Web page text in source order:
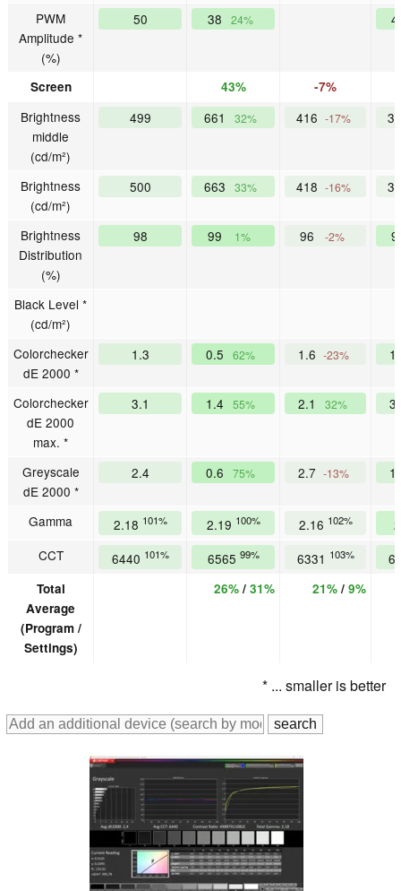
PWM
Amplitude *
(%)
50 38 24%
Screen 43% -7%
Brightness
middle
(cd/m²)
499 661 32% 416 -17%
Brightness
(cd/m²)
500 663 33% 418 -16%
Brightness
Distribution
(%)
98 99 1% 96 -2%
Black Level *
(cd/m²)
Colorchecker
dE 2000 *
1.3 0.5 62% 1.6 -23%
Colorchecker
dE 2000
max. *
3.1 1.4 55% 2.1 32%
Greyscale
dE 2000 *
2.4 0.6 75% 2.7 -13%
Gamma 2.18 101% 2.19 100% 2.16 102%
CCT
6440 101% 6565 99% 6331 103%
Total
Average
(Program /
Settings)
26%/ 31% 21%/ 9%
* ... smaller is better